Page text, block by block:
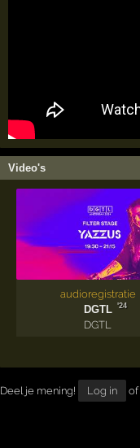
Video's
audioregistratie
DGTL
'24
DGTL
Deel je mening! Log in of